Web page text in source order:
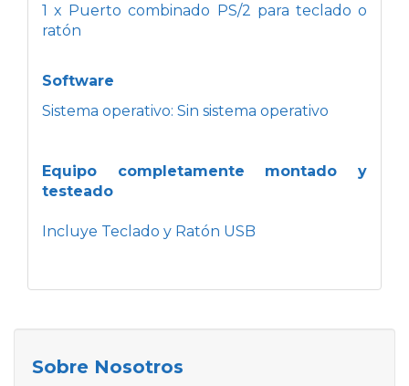
1 x Puerto combinado PS/2 para teclado o
ratón
Software
Sistema operativo: Sin sistema operativo
Equipo completamente montado y
testeado
Incluye Teclado y Ratón USB
Sobre Nosotros